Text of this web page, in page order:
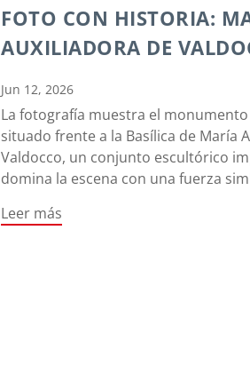
FOTO CON HISTORIA:
AUXILIADORA DE
Jun 12, 2026
La fotografía muestra el monumento
situado frente a la Basílica de María
Valdocco, un conjunto escultórico
domina la escena con una fuerza
Leer más